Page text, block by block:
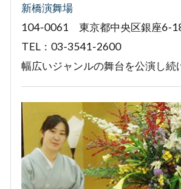
新橋演舞場
104-0061 東京都中央区銀座6-
TEL：03-3541-2600
幅広いジャンルの舞台を公演し続